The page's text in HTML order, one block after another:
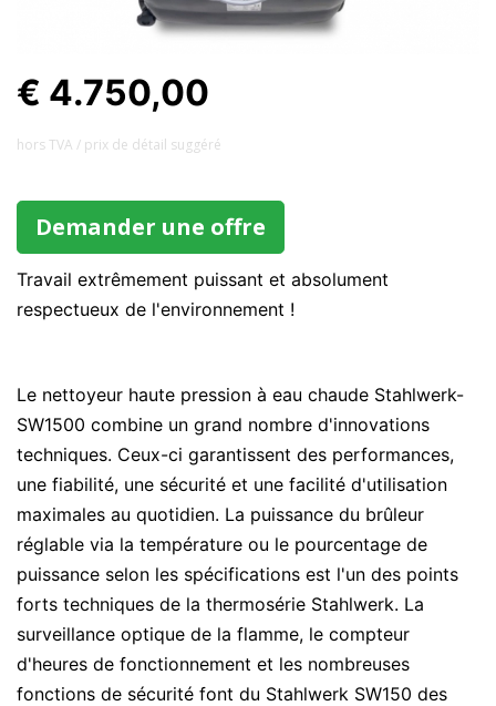
€ 4.750,00
hors TVA / prix ​​de détail suggéré
Demander une offre
Travail extrêmement puissant et absolument
respectueux de l'environnement !
Le nettoyeur haute pression à eau chaude Stahlwerk-
SW1500 combine un grand nombre d'innovations
techniques. Ceux-ci garantissent des performances,
une fiabilité, une sécurité et une facilité d'utilisation
maximales au quotidien. La puissance du brûleur
réglable via la température ou le pourcentage de
puissance selon les spécifications est l'un des points
forts techniques de la thermosérie Stahlwerk. La
surveillance optique de la flamme, le compteur
d'heures de fonctionnement et les nombreuses
fonctions de sécurité font du Stahlwerk SW150 des